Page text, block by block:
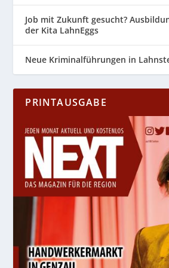
Job mit Zukunft gesucht?
der Kita LahnEggs
Neue Kriminalführungen in
PRINTAUSGABE